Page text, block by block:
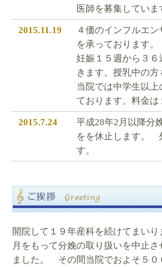
医師を募集してい
2015.11.19
４価のインフルエ
を承っております。
妊娠１５週から３
きます。授乳中の方
当院では中学生以
ております。料金は
2015.7.24
平成28年2月以降分
をを休止します。
す。
開院して１９年産科を続けてまいり
月をもって分娩の取り扱いを中止
ました。 その間当院でおよそ５０